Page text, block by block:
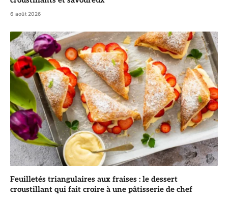
6 août 2026
Feuilletés triangulaires aux fraises : le dessert
croustillant qui fait croire à une pâtisserie de chef